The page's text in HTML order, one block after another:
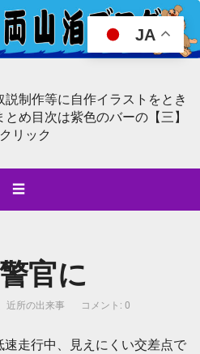
制作等に自作イラストをとき
め目次は紫色のバーの【三】
リック
☰
官に
近所の出来事 コメント: 0
走行中、見えにくい交差点で
JA